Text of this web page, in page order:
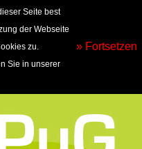
Seite best
der Webseite
zu.
Sie in unserer
» Fortsetzen